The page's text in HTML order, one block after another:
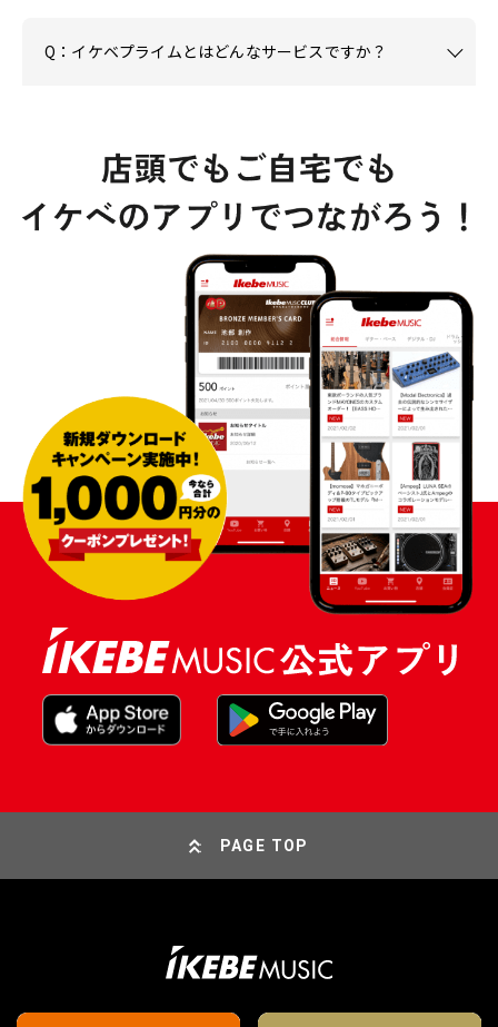
Q：イケベプライムとはどんなサービスですか？
PAGE TOP